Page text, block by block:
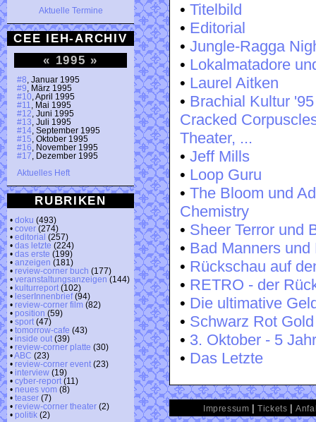
Aktuelle Termine
CEE IEH-ARCHIV
« 1995 »
#8 , Januar 1995
#9 , März 1995
#10 , April 1995
#11
, Mai 1995
#12 , Juni 1995
#13 , Juli 1995
#14 , September 1995
#15 , Oktober 1995
#16 , November 1995
#17 , Dezember 1995
Aktuelles Heft
RUBRIKEN
• doku (493)
• cover (274)
• editorial (257)
• das letzte (224)
• das erste (199)
• anzeigen (181)
• review-corner buch (177)
• veranstaltungsanzeigen (144)
• kulturreport (102)
• leserInnenbrief(94)
• review-corner film (82)
• position (59)
• sport (47)
• tomorrow-cafe (43)
• inside out (39)
• review-corner platte (30)
•ABC (23)
• review-corner event (23)
• interview (19)
• cyber-report (11)
• neues vom (8)
• teaser (7)
• review-corner theater (2)
• politik (2)
• Titelbild
• Editorial
• Jungle-Ragga
• Lokalmatadore
• Laurel Aitken
• Brachial Kultur
Cracked
Theater, ...
• Jeff Mills
• Loop Guru
• The Bloom und
Chemistry
• Sheer Terror und
• Bad Manners
• Rückschau auf
• RETRO - der
• Die ultimative
• Schwarz Rot
• 3. Oktober - 5
• Das Letzte
Impressum |Tickets |